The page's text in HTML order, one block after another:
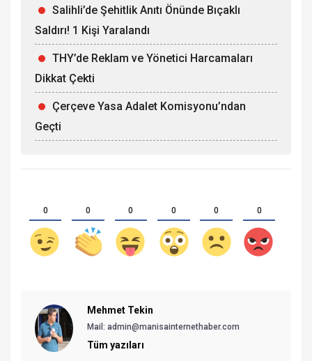
Salihli’de Şehitlik Anıtı Önünde Bıçaklı
Saldırı! 1 Kişi Yaralandı
THY’de Reklam ve Yönetici Harcamaları
Dikkat Çekti
Çerçeve Yasa Adalet Komisyonu’ndan
Geçti
0 0 0 0 0 0
Mehmet Tekin
Mail: admin@manisainternethaber.com
Tüm yazıları